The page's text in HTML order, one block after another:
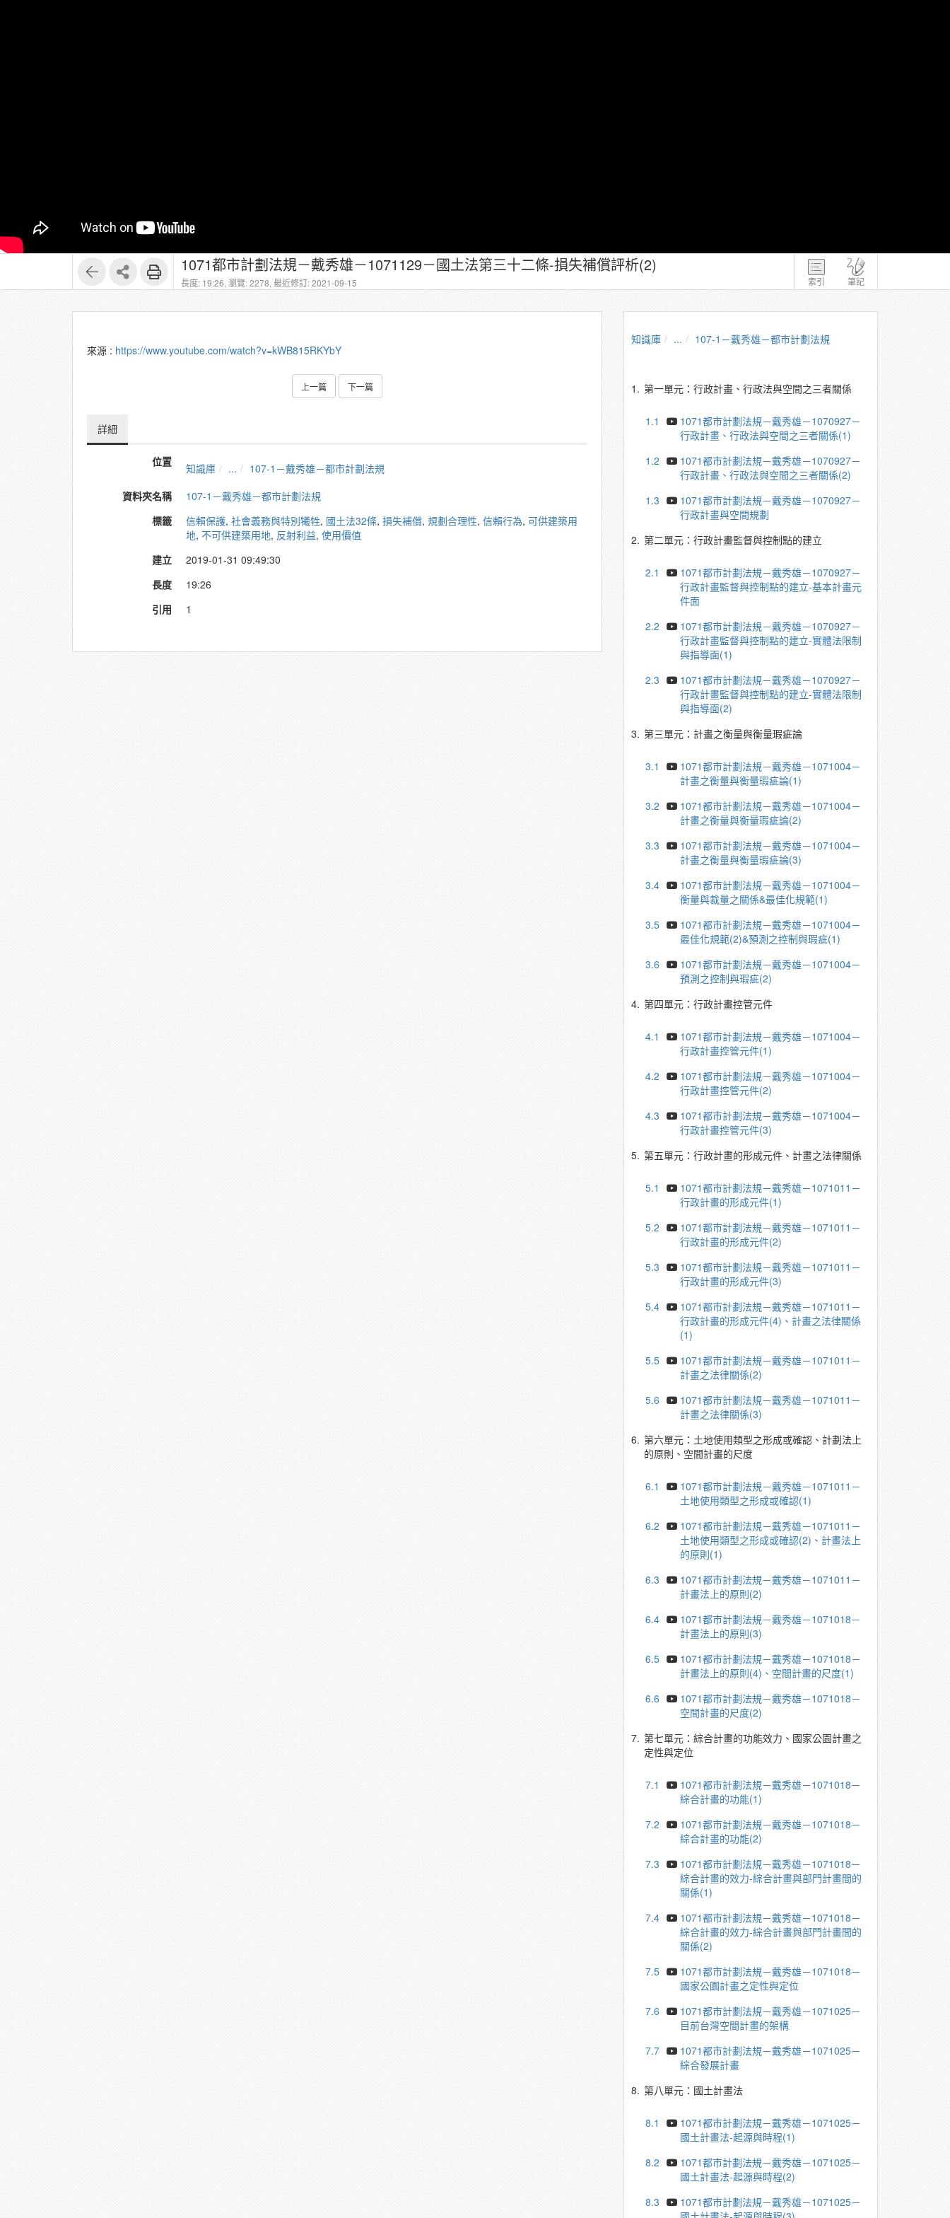
索引 筆記
1071都市計劃法規－戴秀雄－1071129－國土法第三十二條-損失補償評析(2)
長度: 19:26, 瀏覽: 2278, 最近修訂: 2021-09-15
來源 : https://www.youtube.com/watch?v=kWB815RKYbY
上一篇 下一篇
詳細
位置 知識庫 ...
107-1－戴秀雄－都市計劃法規
資料夾名稱
107-1－戴秀雄－都市計劃法規
標籤
信賴保護, 社會義務與特別犧牲, 國土法32條, 損失補償, 規劃合理性, 信賴行為, 可供建築用
地, 不可供建築用地, 反射利益, 使用價值
建立
2019-01-31 09:49:30
長度
19:26
引用
1
知識庫 ... 107-1－戴秀雄－都市計劃法規
1. 第一單元：行政計畫、行政法與空間之三者關係
1.1
1071都市計劃法規－戴秀雄－1070927－
行政計畫、行政法與空間之三者關係(1)
1.2
1071都市計劃法規－戴秀雄－1070927－
行政計畫、行政法與空間之三者關係(2)
1.3
1071都市計劃法規－戴秀雄－1070927－
行政計畫與空間規劃
2. 第二單元：行政計畫監督與控制點的建立
2.1
1071都市計劃法規－戴秀雄－1070927－
行政計畫監督與控制點的建立-基本計畫元
件面
2.2
1071都市計劃法規－戴秀雄－1070927－
行政計畫監督與控制點的建立-實體法限制
與指導面(1)
2.3
1071都市計劃法規－戴秀雄－1070927－
行政計畫監督與控制點的建立-實體法限制
與指導面(2)
3. 第三單元：計畫之衡量與衡量瑕疵論
3.1
1071都市計劃法規－戴秀雄－1071004－
計畫之衡量與衡量瑕疵論(1)
3.2
1071都市計劃法規－戴秀雄－1071004－
計畫之衡量與衡量瑕疵論(2)
3.3
1071都市計劃法規－戴秀雄－1071004－
計畫之衡量與衡量瑕疵論(3)
3.4
1071都市計劃法規－戴秀雄－1071004－
衡量與裁量之關係&最佳化規範(1)
3.5
1071都市計劃法規－戴秀雄－1071004－
最佳化規範(2)&預測之控制與瑕疵(1)
3.6
1071都市計劃法規－戴秀雄－1071004－
預測之控制與瑕疵(2)
4. 第四單元：行政計畫控管元件
4.1
1071都市計劃法規－戴秀雄－1071004－
行政計畫控管元件(1)
4.2
1071都市計劃法規－戴秀雄－1071004－
行政計畫控管元件(2)
4.3
1071都市計劃法規－戴秀雄－1071004－
行政計畫控管元件(3)
5. 第五單元：行政計畫的形成元件、計畫之法律關係
5.1
1071都市計劃法規－戴秀雄－1071011－
行政計畫的形成元件(1)
5.2
1071都市計劃法規－戴秀雄－1071011－
行政計畫的形成元件(2)
5.3
1071都市計劃法規－戴秀雄－1071011－
行政計畫的形成元件(3)
5.4
1071都市計劃法規－戴秀雄－1071011－
行政計畫的形成元件(4)、計畫之法律關係
(1)
5.5
1071都市計劃法規－戴秀雄－1071011－
計畫之法律關係(2)
5.6
1071都市計劃法規－戴秀雄－1071011－
計畫之法律關係(3)
6. 第六單元：土地使用類型之形成或確認、計劃法上
的原則、空間計畫的尺度
6.1
1071都市計劃法規－戴秀雄－1071011－
土地使用類型之形成或確認(1)
6.2
1071都市計劃法規－戴秀雄－1071011－
土地使用類型之形成或確認(2)、計畫法上
的原則(1)
6.3
1071都市計劃法規－戴秀雄－1071011－
計畫法上的原則(2)
6.4
1071都市計劃法規－戴秀雄－1071018－
計畫法上的原則(3)
6.5
1071都市計劃法規－戴秀雄－1071018－
計畫法上的原則(4)、空間計畫的尺度(1)
6.6
1071都市計劃法規－戴秀雄－1071018－
空間計畫的尺度(2)
7. 第七單元：綜合計畫的功能效力、國家公園計畫之
定性與定位
7.1
1071都市計劃法規－戴秀雄－1071018－
綜合計畫的功能(1)
7.2
1071都市計劃法規－戴秀雄－1071018－
綜合計畫的功能(2)
7.3
1071都市計劃法規－戴秀雄－1071018－
綜合計畫的效力-綜合計畫與部門計畫間的
關係(1)
7.4
1071都市計劃法規－戴秀雄－1071018－
綜合計畫的效力-綜合計畫與部門計畫間的
關係(2)
7.5
1071都市計劃法規－戴秀雄－1071018－
國家公園計畫之定性與定位
7.6
1071都市計劃法規－戴秀雄－1071025－
目前台灣空間計畫的架構
7.7
1071都市計劃法規－戴秀雄－1071025－
綜合發展計畫
8. 第八單元：國土計畫法
8.1
1071都市計劃法規－戴秀雄－1071025－
國土計畫法-起源與時程(1)
8.2
1071都市計劃法規－戴秀雄－1071025－
國土計畫法-起源與時程(2)
8.3
1071都市計劃法規－戴秀雄－1071025－